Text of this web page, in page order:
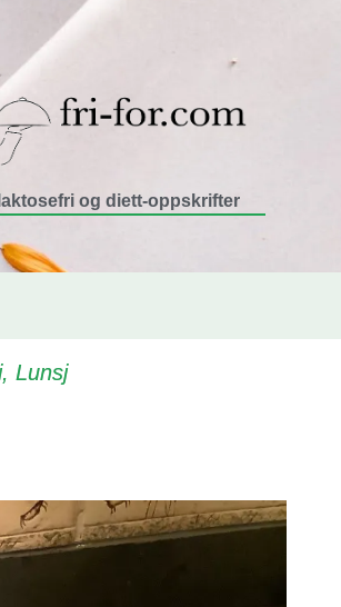
og diett-oppskrifter
, Lunsj